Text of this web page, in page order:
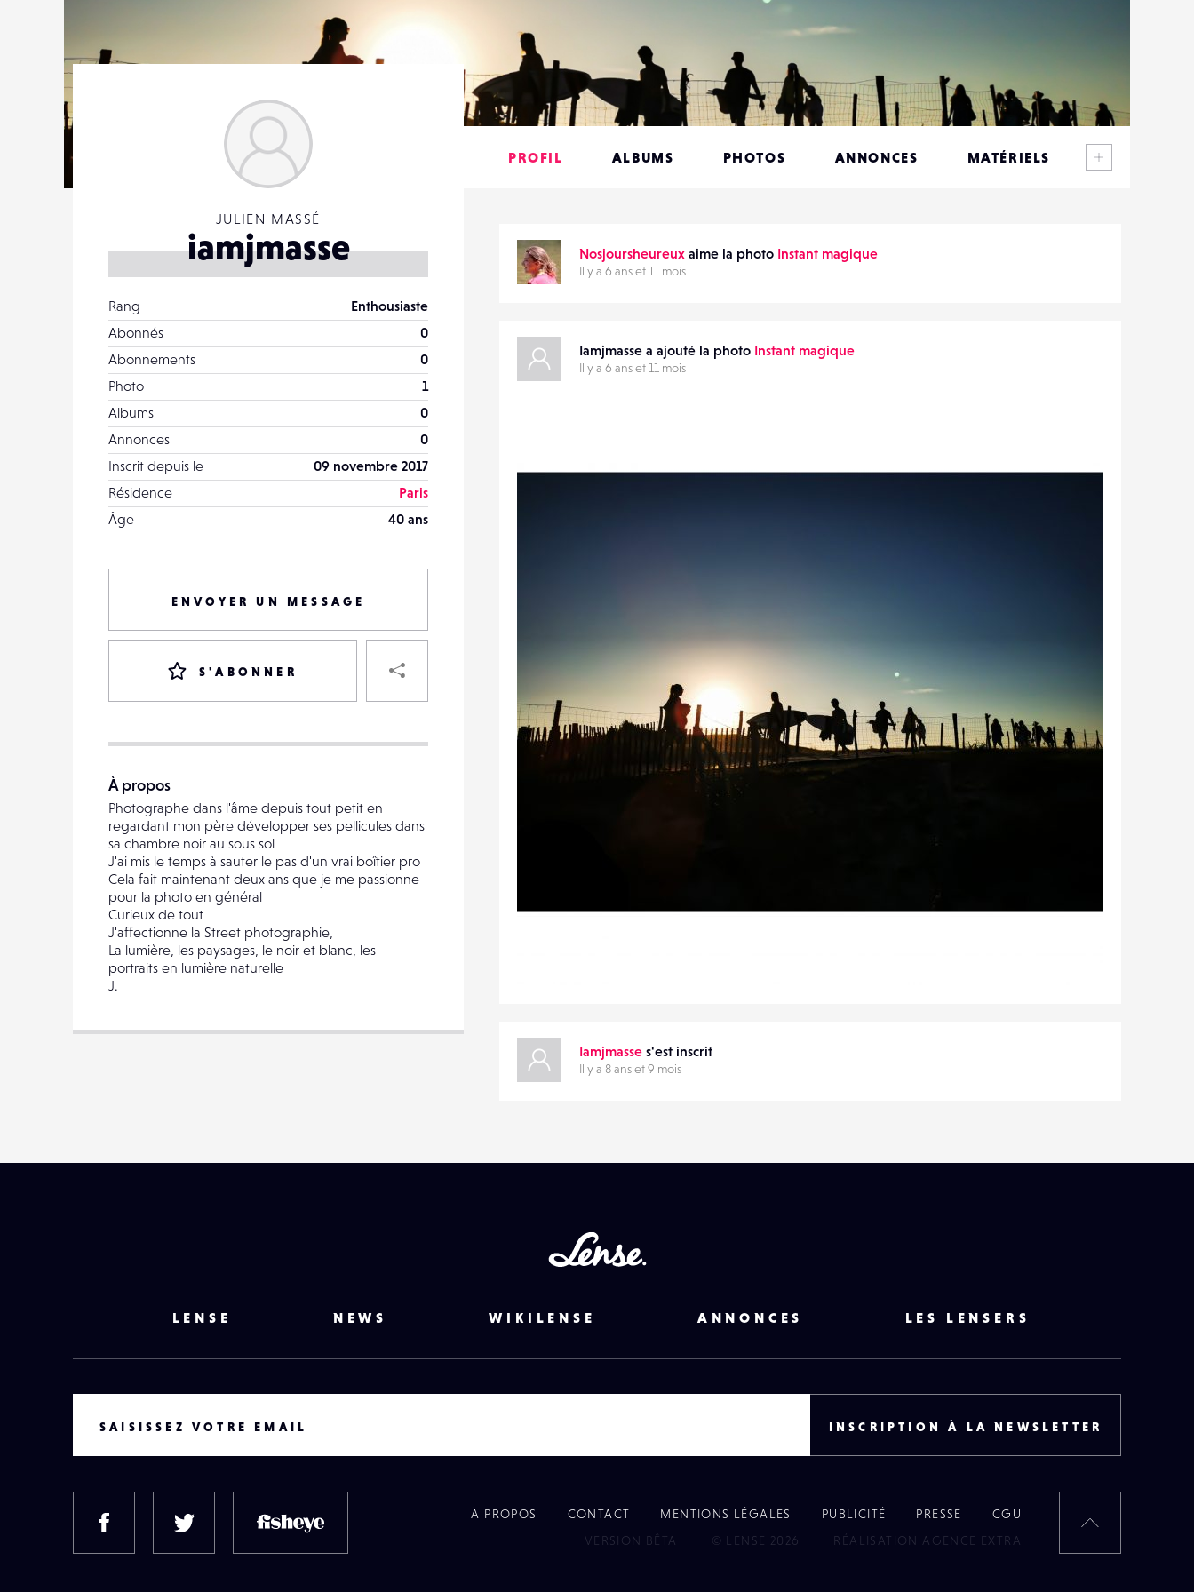
JULIEN MASSÉ
iamjmasse
Rang
Enthousiaste
Abonnés
0
Abonnements
0
Photo
1
Albums
0
Annonces
0
Inscrit depuis le
09 novembre 2017
Résidence
Paris
Âge
40 ans
ENVOYER UN MESSAGE
S'ABONNER
À propos
Photographe dans l'âme depuis tout petit en
regardant mon père développer ses pellicules dans
sa chambre noir au sous sol
J'ai mis le temps à sauter le pas d'un vrai boîtier pro
Cela fait maintenant deux ans que je me passionne
pour la photo en général
Curieux de tout
J'affectionne la Street photographie,
La lumière, les paysages, le noir et blanc, les
portraits en lumière naturelle
J.
PROFIL ALBUMS PHOTOS ANNONCES MATÉRIELS
Nosjoursheureux aime la photo Instant magique
Il y a 6 ans et 11 mois
Iamjmasse a ajouté la photo Instant magique
Il y a 6 ans et 11 mois
Iamjmasse s'est inscrit
Il y a 8 ans et 9 mois
LENSE NEWS WIKILENSE ANNONCES LES LENSERS
SAISISSEZ VOTRE EMAIL INSCRIPTION À LA NEWSLETTER
FACEBOOK TWITTER
À PROPOS CONTACT MENTIONS LÉGALES PUBLICITÉ PRESSE
CGU
VERSION BÊTA
© LENSE 2026 RÉALISATION AGENCE EXTRA